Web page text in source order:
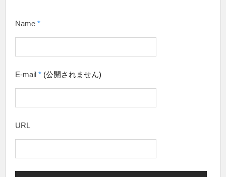
Name *
E-mail * (公開されません)
URL